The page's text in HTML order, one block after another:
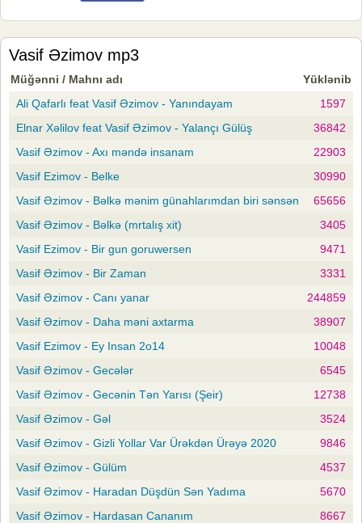
Vasif Əzimov mp3
Müğənni / Mahnı adı
Yüklənib
Ali Qafarlı feat Vasif Əzimov - Yanındayam
1597
Elnar Xəlilov feat Vasif Əzimov - Yalançı Gülüş
36842
Vasif Əzimov - Axı məndə insanam
22903
Vasif Ezimov - Belke
30990
Vasif Əzimov - Bəlkə mənim günahlarımdan biri sənsən
65656
Vasif Əzimov - Bəlkə (mrtalış xit)
3405
Vasif Ezimov - Bir gun goruwersen
9471
Vasif Əzimov - Bir Zaman
3331
Vasif Əzimov - Canı yanar
244859
Vasif Əzimov - Daha məni axtarma
38907
Vasif Ezimov - Ey Insan 2o14
10048
Vasif Əzimov - Gecələr
6545
Vasif Əzimov - Gecənin Tən Yarısı (Şeir)
12738
Vasif Əzimov - Gəl
3524
Vasif Əzimov - Gizli Yollar Var Ürəkdən Ürəyə 2020
9846
Vasif Əzimov - Gülüm
4537
Vasif Əzimov - Haradan Düşdün Sən Yadıma
5670
Vasif Əzimov - Hardasan Cananım
8667